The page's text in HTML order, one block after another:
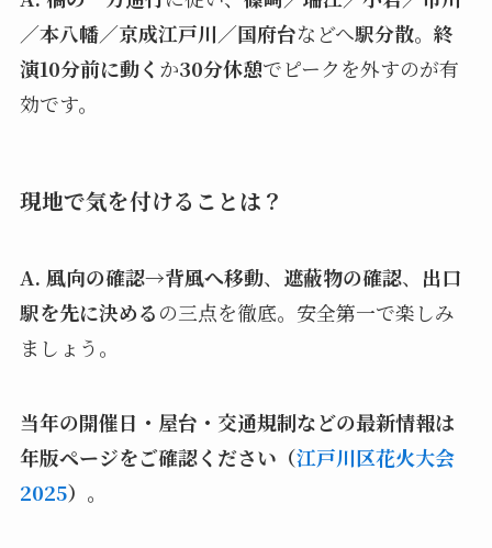
／本八幡／京成江戸川／国府台などへ駅分散。 終
演10分前に動く か30分休憩でピークを外すのが有
効です。
現地で気を付けることは？
A. 風向の確認→背風へ移動、 遮蔽物の確認、 出口
駅を先に決めるの三点を徹底。安全第一で楽しみ
ましょう。
当年の開催日・屋台・交通規制などの最新情報は
年版ページをご確認ください（江戸川区花火大会
2025）。